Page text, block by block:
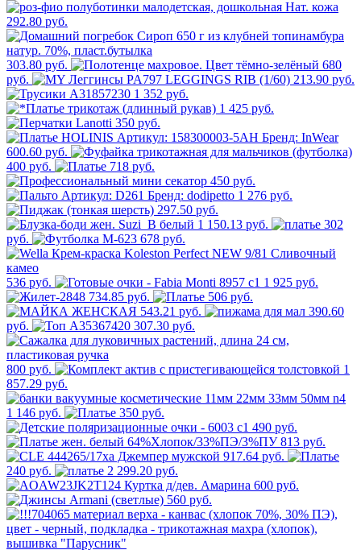
292.80 руб.
303.80 руб.
680
руб.
213.90 руб.
1 352 руб.
1 425 руб.
350 руб.
600.60 руб.
400 руб.
718 руб.
450 руб.
1 276 руб.
297.50 руб.
1 150.13 руб.
302
руб.
678 руб.
536 руб.
1 925 руб.
734.85 руб.
506 руб.
543.21 руб.
390.60
руб.
307.30 руб.
800 руб.
1
857.29 руб.
1 146 руб.
350 руб.
490 руб.
813 руб.
917.64 руб.
240 руб.
2 299.20 руб.
600 руб.
560 руб.